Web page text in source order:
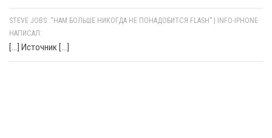
STEVE JOBS: “НАМ БОЛЬШЕ НИКОГДА НЕ ПОНАДОБИТСЯ FLASH” | INFO-IPHONE
НАПИСАЛ:
[…] Источник […]